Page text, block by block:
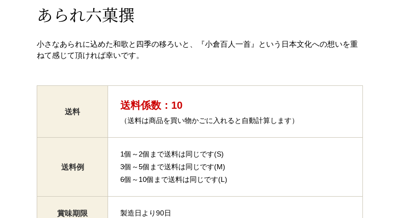
あられ六菓撰
小さなあられに込めた和歌と四季の移ろいと、『小倉百人一首』という日本文化への想いを重
ねて感じて頂ければ幸いです。
送料
送料係数：10
（送料は商品を買い物かごに入れると自動計算します）
送料例
1個～2個まで送料は同じです(S)
3個～5個まで送料は同じです(M)
6個～10個まで送料は同じです(L)
賞味期限 製造日より90日